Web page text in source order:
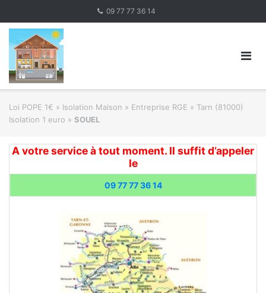
content
09 77 77 36 14
Loi POPE 1€ » Isolation Maison » Entreprise RGE » Tarn (81000)
Isolation 1 euro » SOUEL
A votre service à tout moment. Il suffit d’appeler
le
09 77 77 36 14